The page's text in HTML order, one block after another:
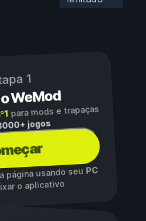
1
WeMod
para mods e trapaças
jogos
página usando seuPC
o aplicativo